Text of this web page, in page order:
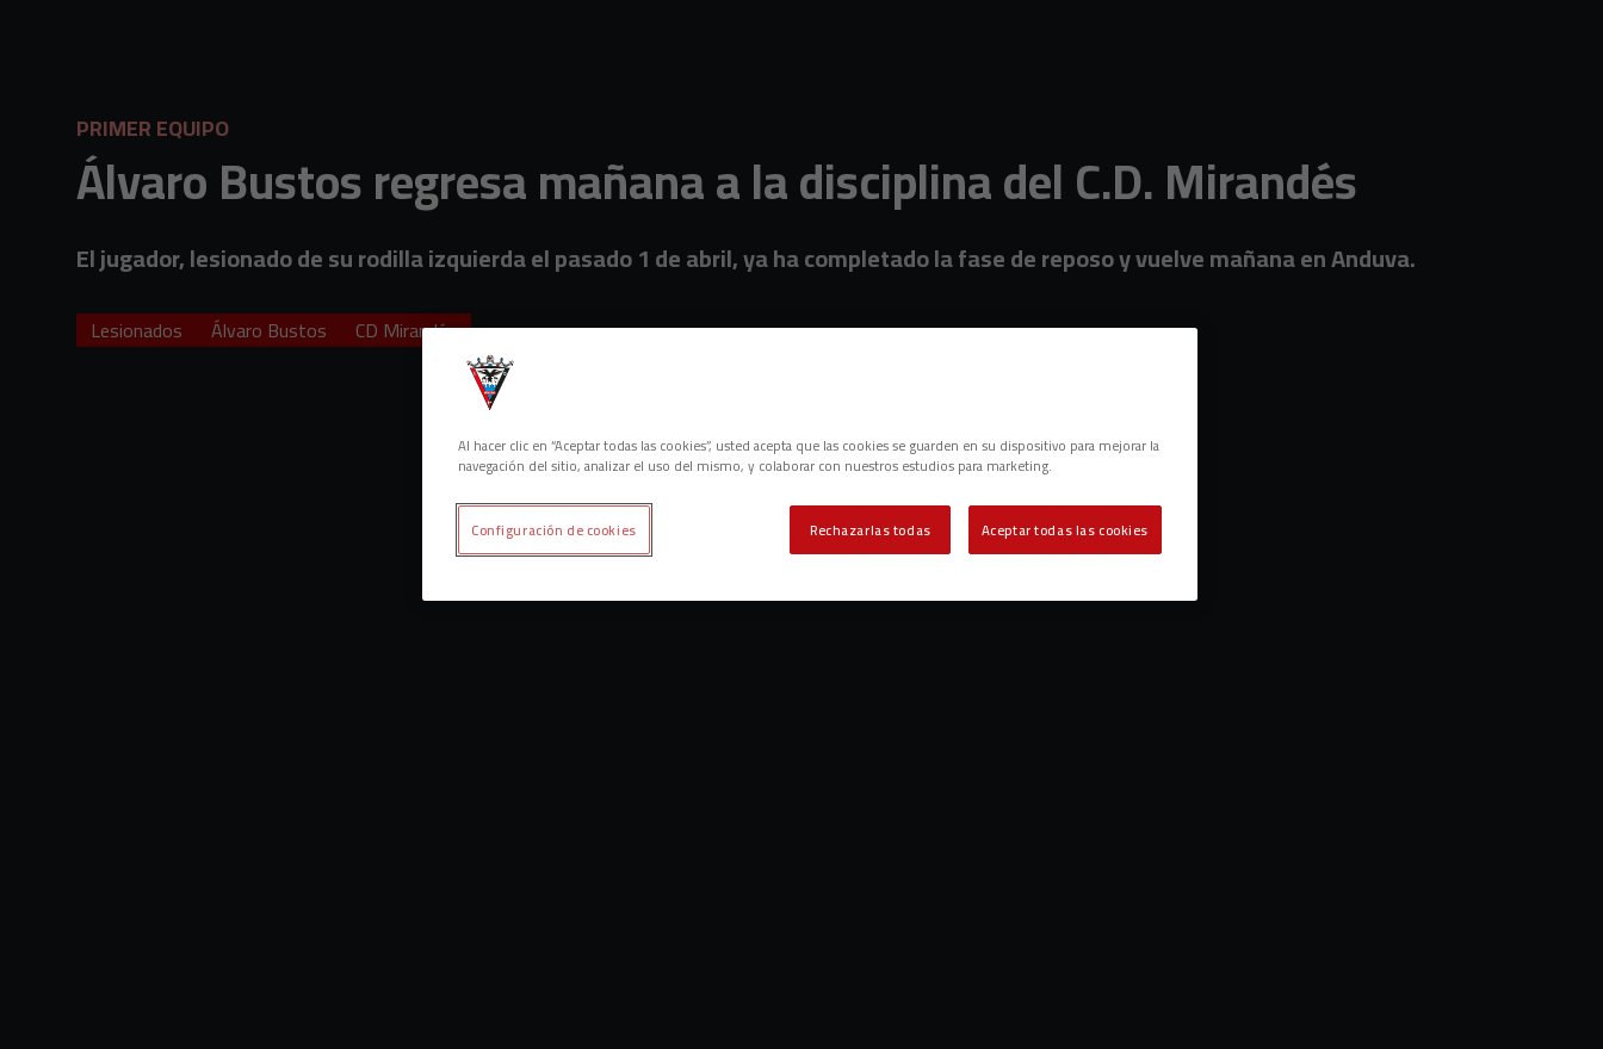
PRIMER EQUIPO
Álvaro Bustos regresa mañana a la disciplina del C.D. Mirandés
El jugador, lesionado de su rodilla izquierda el pasado 1 de abril, ya ha completado la fase de reposo y vuelve mañana en Anduva.
Lesionados Álvaro Bustos CD Mirandés
Al hacer clic en “Aceptar todas las cookies”, usted acepta que las cookies se guarden en su dispositivo para mejorar la
navegación del sitio, analizar el uso del mismo, y colaborar con nuestros estudios para marketing.
Rechazarlas todas Aceptar todas las cookies
Configuración de cookies